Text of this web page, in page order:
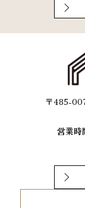
〒485-
営業